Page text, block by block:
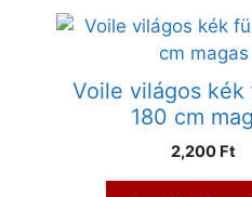
Voile világos
180 cm
2,200 Ft